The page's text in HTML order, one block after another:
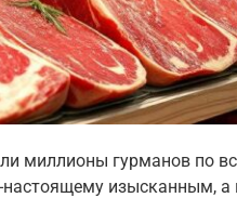
миллионы гурманов по
изысканным, а